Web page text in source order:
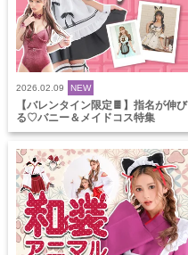
2026.02.09 NEW
【バレンタイン限定🍫】指名が伸び
る♡バニー＆メイドコス特集